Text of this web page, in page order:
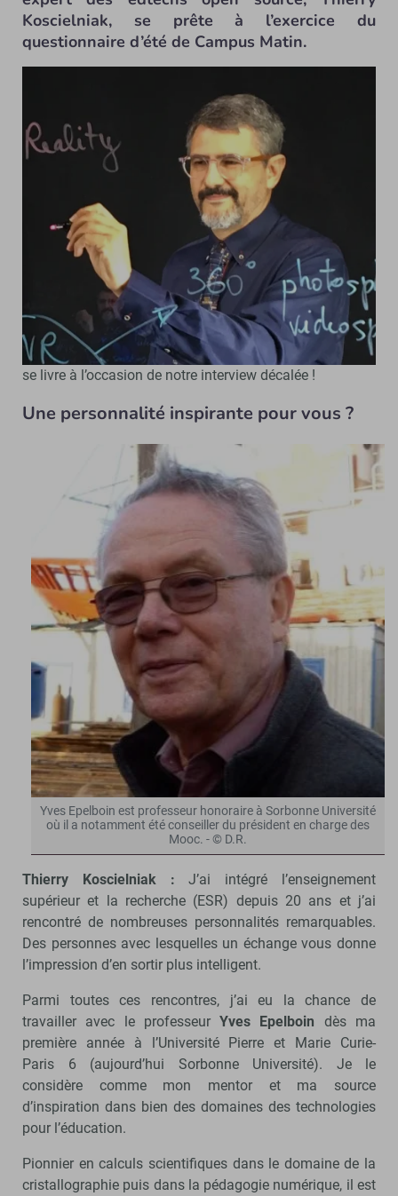
Koscielniak, se prête à l’exercice du
questionnaire d’été de Campus Matin.
Thierry Koscielniak est convaincu par le concept de
« métaversité » (open-source pour l’enseignement). - © D.R.
Le directeur national du numérique au Conservatoire
national des Arts et Métiers (Cnam), Thierry Koscielniak
se livre à l’occasion de notre interview décalée !
Une personnalité inspirante pour vous ?
Yves Epelboin est professeur honoraire à Sorbonne Université
où il a notamment été conseiller du président en charge des
Mooc. - © D.R.
Thierry Koscielniak : J’ai intégré l’enseignement
supérieur et la recherche (ESR) depuis 20 ans et j’ai
rencontré de nombreuses personnalités remarquables.
Des personnes avec lesquelles un échange vous donne
l’impression d’en sortir plus intelligent.
Parmi toutes ces rencontres, j’ai eu la chance de
travailler avec le professeurYves Epelboin dès ma
première année à l’Université Pierre et Marie Curie-
Paris 6 (aujourd’hui Sorbonne Université). Je le
considère comme mon mentor et ma source
d’inspiration dans bien des domaines des technologies
pour l’éducation.
Pionnier en calculs scientifiques dans le domaine de la
cristallographie puis dans la pédagogie numérique, il est